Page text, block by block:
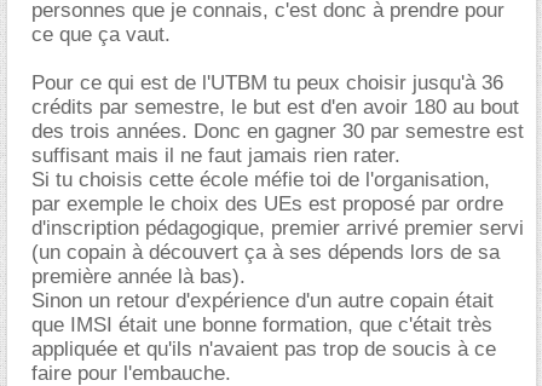
personnes que je connais, c'est donc à prendre pour
ce que ça vaut.
Pour ce qui est de l'UTBM tu peux choisir jusqu'à 36
crédits par semestre, le but est d'en avoir 180 au bout
des trois années. Donc en gagner 30 par semestre est
suffisant mais il ne faut jamais rien rater.
Si tu choisis cette école méfie toi de l'organisation,
par exemple le choix des UEs est proposé par ordre
d'inscription pédagogique, premier arrivé premier servi
(un copain à découvert ça à ses dépends lors de sa
première année là bas).
Sinon un retour d'expérience d'un autre copain était
que IMSI était une bonne formation, que c'était très
appliquée et qu'ils n'avaient pas trop de soucis à ce
faire pour l'embauche.